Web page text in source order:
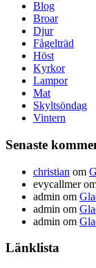
Blog
Broar
Djur
Fågelträd
Höst
Kyrkor
Lampor
Mat
Skyltsöndag
Vintern
Senaste
christian om
evycallmer
admin om
admin om
admin om
Länklista